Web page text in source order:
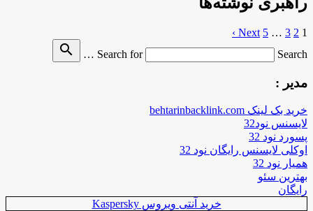
1
2
3
…
5
Next ›
Search for
Search …
search
مدیر :
خرید بک لینک behtarinbacklink.com
لایسنس نود32
پسورد نود 32
اوکلی لایسنس رایگان نود 32
همیار نود 32
بهترین سئو
رایگان
خرید آنتی ویروس Kaspersky